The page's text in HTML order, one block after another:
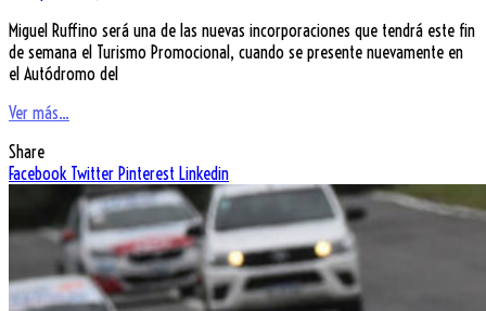
Miguel Ruffino será una de las nuevas incorporaciones que tendrá este fin
de semana el Turismo Promocional, cuando se presente nuevamente en
el Autódromo del
Ver más...
Share
Facebook Twitter Pinterest Linkedin